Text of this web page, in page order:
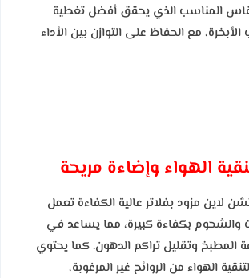
المناسب الذي يحقق أفضل تغطية
مع الحفاظ على التوازن بين الأداء
الهواء وإضاءة مريحة
لاين مزود بفلاتر عالية الكفاءة تعمل
والشحوم بكفاءة كبيرة، مما يساعد في
المطبخ وتقليل تراكم الدهون. كما يحتوي
الهواء من الروائح غير المرغوبة،